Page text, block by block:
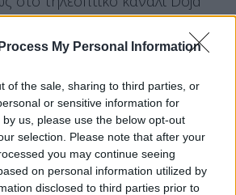
My Personal Information
of the sale, sharing to third parties, or
or sensitive information for
us, please use the below opt-out
selection. Please note that after your
you may continue seeing
on personal information utilized by
disclosed to third parties prior to
χαρακτηριστεί «πράκτορες
και πολλοί δημοσιογράφοι και
εγγύς μέλλον δεν θα υπάρχει στη
μέσο ενημέρωσης, ούτε
Novaïa Gazeta, ο
τιμήθηκε με το Νόμπελ